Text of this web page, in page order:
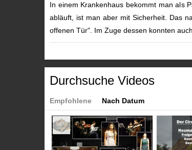
In einem Krankenhaus bekommt man als
abläuft, ist man aber mit Sicherheit. Das
offenen Tür". Im Zuge dessen konnten
Themen » Gesundheit
Tags:
Durchsuche Videos
Empfohlene Nach Datum